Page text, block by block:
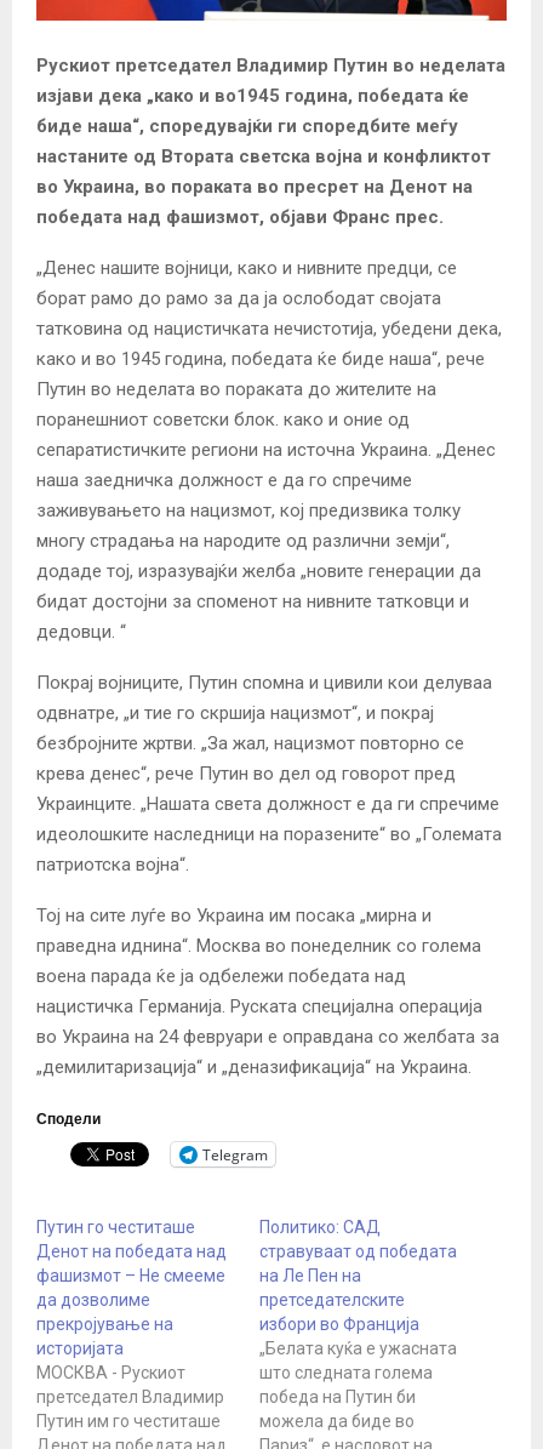
Рускиот претседател Владимир Путин во неделата
изјави дека „како и во1945 година, победата ќе
биде наша“, споредувајќи ги споредбите меѓу
настаните од Втората светска војна и конфликтот
во Украина, во пораката во пресрет на Денот на
победата над фашизмот, објави Франс прес.
„Денес нашите војници, како и нивните предци, се
борат рамо до рамо за да ја ослободат својата
татковина од нацистичката нечистотија, убедени дека,
како и во 1945 година, победата ќе биде наша“, рече
Путин во неделата во пораката до жителите на
поранешниот советски блок. како и оние од
сепаратистичките региони на источна Украина. „Денес
наша заедничка должност е да го спречиме
заживувањето на нацизмот, кој предизвика толку
многу страдања на народите од различни земји“,
додаде тој, изразувајќи желба „новите генерации да
бидат достојни за споменот на нивните татковци и
дедовци. “
Покрај војниците, Путин спомна и цивили кои делуваа
одвнатре, „и тие го скршија нацизмот“, и покрај
безбројните жртви. „За жал, нацизмот повторно се
крева денес“, рече Путин во дел од говорот пред
Украинците. „Нашата света должност е да ги спречиме
идеолошките наследници на поразените“ во „Големата
патриотска војна“.
Тој на сите луѓе во Украина им посака „мирна и
праведна иднина“. Москва во понеделник со голема
воена парада ќе ја одбележи победата над
нацистичка Германија. Руската специјална операција
во Украина на 24 февруари е оправдана со желбата за
„демилитаризација“ и „деназификација“ на Украина.
Сподели
Telegram
Путин го честиташе
Денот на победата над
фашизмот – Не смееме
да дозволиме
прекројување на
историјата
МОСКВА - Рускиот
претседател Владимир
Путин им го честиташе
Политико: САД
стравуваат од победата
на Ле Пен на
претседателските
избори во Франција
„Белата куќа е ужасната
што следната голема
победа на Путин би
можела да биде во